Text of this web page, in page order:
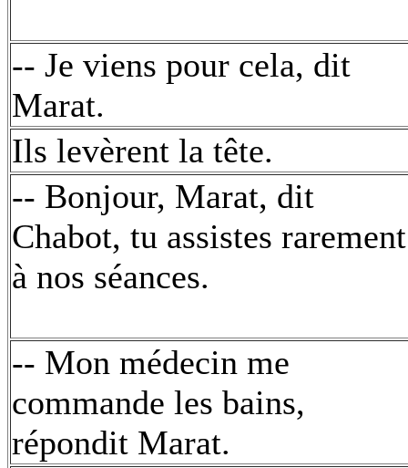
-- Je viens pour cela, dit
Marat.
Ils levèrent la tête.
-- Bonjour, Marat, dit
Chabot, tu assistes rarement
à nos séances.
-- Mon médecin me
commande les bains,
répondit Marat.